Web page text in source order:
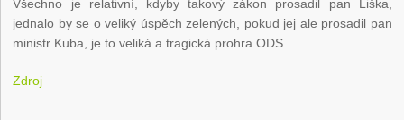
Všechno je relativní, kdyby takový zákon prosadil pan Liška,
jednalo by se o veliký úspěch zelených, pokud jej ale prosadil pan
ministr Kuba, je to veliká a tragická prohra ODS.
Zdroj